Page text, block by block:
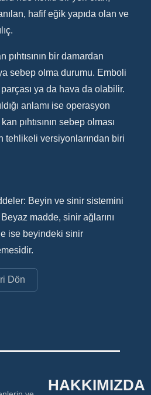
hafif eğik yapıda olan ve
bir damardan
sebep olma durumu. Emboli
parçası ya da hava da olabilir.
anlamı ise operasyon
pıhtısının sebep olması
tehlikeli versiyonlarından biri
Beyin ve sinir sistemini
madde, sinir ağlarını
ise beyindeki sinir
Dön
HAKKIMIZDA